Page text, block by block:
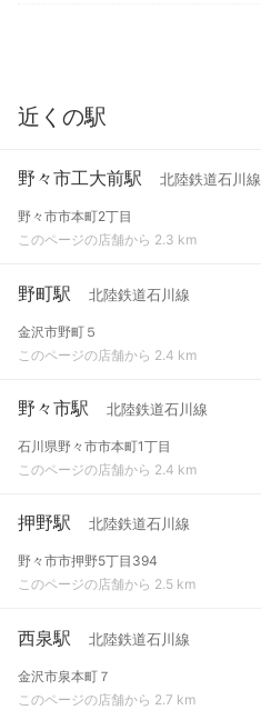
近くの駅
野々市工大前駅 北陸鉄道石川線
野々市市本町2丁目
このページの店舗から 2.3 km
野町駅 北陸鉄道石川線
金沢市野町５
このページの店舗から 2.4 km
野々市駅 北陸鉄道石川線
石川県野々市市本町1丁目
このページの店舗から 2.4 km
押野駅 北陸鉄道石川線
野々市市押野5丁目394
このページの店舗から 2.5 km
西泉駅 北陸鉄道石川線
金沢市泉本町７
このページの店舗から 2.7 km